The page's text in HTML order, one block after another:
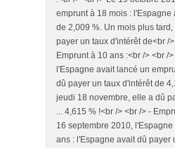
emprunt à 18 mois :
de 2,009 %. Un mois plus
payer un taux d'intérêt de<br /
Emprunt à 10 ans :<br /> <br /
l'Espagne avait lancé un
dû payer un taux d'intérêt de
jeudi 18 novembre, elle a dû
... 4,615 % !<br /> <br /> -
16 septembre 2010,
ans : l'Espagne avait dû payer